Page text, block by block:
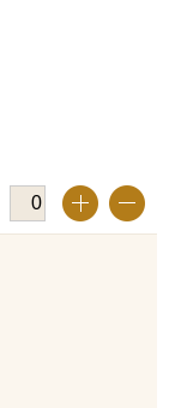
+